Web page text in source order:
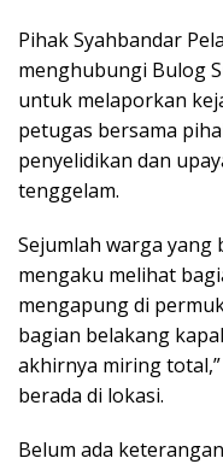
Pihak Syahbandar
menghubungi Bulog
untuk melaporkan
petugas bersama
penyelidikan dan
tenggelam.
Sejumlah warga yang
mengaku melihat
mengapung di
bagian belakang
akhirnya miring
berada di lokasi.
Belum ada